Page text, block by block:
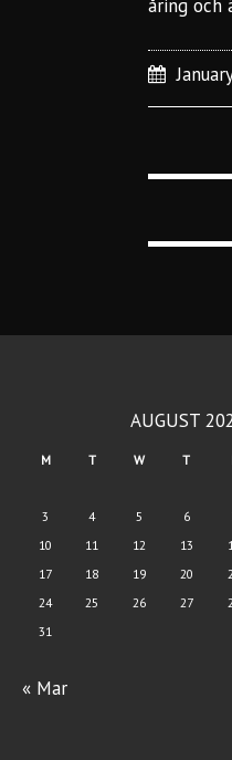
åring och
AUGUST
M T W T
3
4 5 6
10
11 12 13
17
18 19 20
24
25 26 27
31
« Mar